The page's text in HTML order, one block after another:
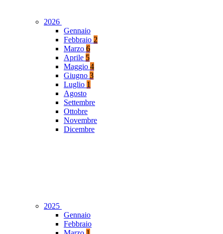
2026
Gennaio
Febbraio 2
Marzo 6
Aprile 5
Maggio 4
Giugno 3
Luglio 1
Agosto
Settembre
Ottobre
Novembre
Dicembre
2025
Gennaio
Febbraio